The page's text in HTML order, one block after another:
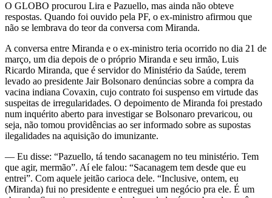
O GLOBO procurou Lira e Pazuello, mas ainda não obteve
respostas. Quando foi ouvido pela PF, o ex-ministro afirmou que
não se lembrava do teor da conversa com Miranda.
A conversa entre Miranda e o ex-ministro teria ocorrido no dia 21 de
março, um dia depois de o próprio Miranda e seu irmão, Luis
Ricardo Miranda, que é servidor do Ministério da Saúde, terem
levado ao presidente Jair Bolsonaro denúncias sobre a compra da
vacina indiana Covaxin, cujo contrato foi suspenso em virtude das
suspeitas de irregularidades. O depoimento de Miranda foi prestado
num inquérito aberto para investigar se Bolsonaro prevaricou, ou
seja, não tomou providências ao ser informado sobre as supostas
ilegalidades na aquisição do imunizante.
— Eu disse: “Pazuello, tá tendo sacanagem no teu ministério. Tem
que agir, mermão”. Aí ele falou: “Sacanagem tem desde que eu
entrei”. Com aquele jeitão carioca dele. “Inclusive, ontem, eu
(Miranda) fui no presidente e entreguei um negócio pra ele. É um